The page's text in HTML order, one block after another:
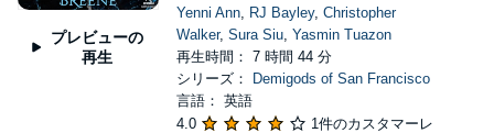
プレビューの
再生
Yenni Ann, RJ Bayley, Christopher
Walker, Sura Siu, Yasmin Tuazon
再生時間： 7 時間 44 分
シリーズ：
Demigods of San Francisco
言語： 英語
4.0
1件のカスタマーレ